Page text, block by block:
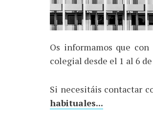
Os informamos que
colegial desde el 1 al 6
Si necesitáis contactar
habituales...